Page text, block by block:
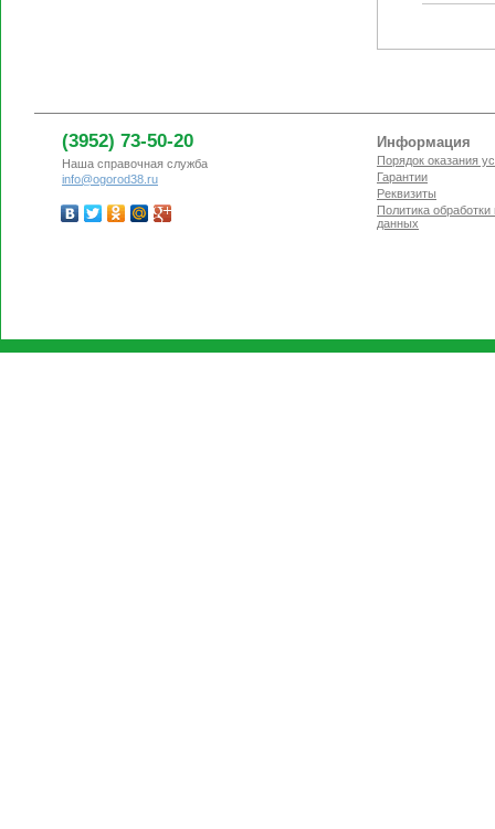
(3952) 73-50-20
Наша справочная служба
info@ogorod38.ru
Информация
Порядок оказания
Гарантии
Реквизиты
Политика
данных